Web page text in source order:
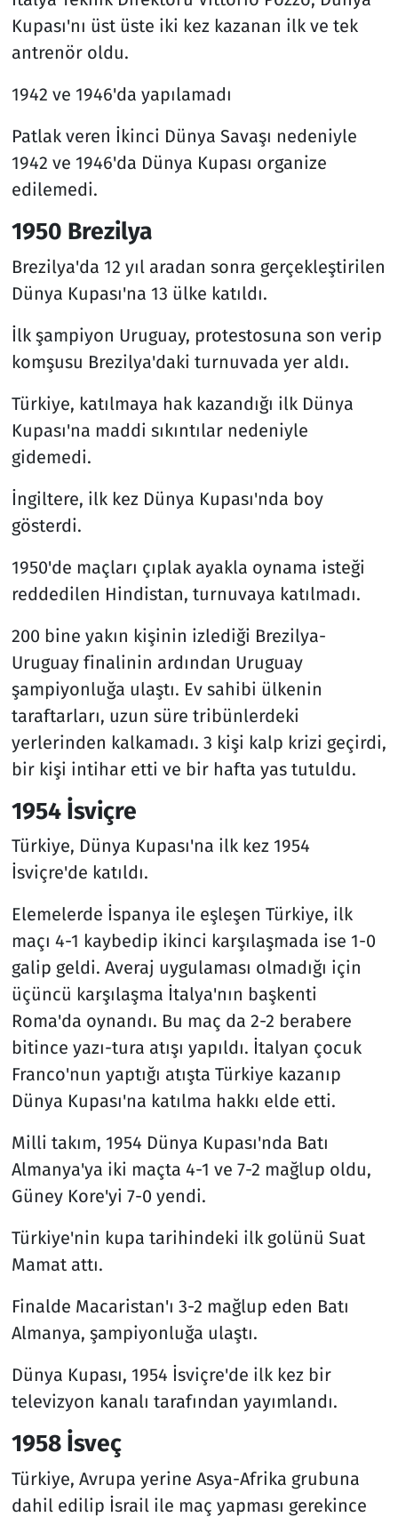
Kupası'nı üst üste iki kez kazanan ilk ve tek
antrenör oldu.
1942 ve 1946'da yapılamadı
Patlak veren İkinci Dünya Savaşı nedeniyle
1942 ve 1946'da Dünya Kupası organize
edilemedi.
1950 Brezilya
Brezilya'da 12 yıl aradan sonra gerçekleştirilen
Dünya Kupası'na 13 ülke katıldı.
İlk şampiyon Uruguay, protestosuna son verip
komşusu Brezilya'daki turnuvada yer aldı.
Türkiye, katılmaya hak kazandığı ilk Dünya
Kupası'na maddi sıkıntılar nedeniyle
gidemedi.
İngiltere, ilk kez Dünya Kupası'nda boy
gösterdi.
1950'de maçları çıplak ayakla oynama isteği
reddedilen Hindistan, turnuvaya katılmadı.
200 bine yakın kişinin izlediği Brezilya-
Uruguay finalinin ardından Uruguay
şampiyonluğa ulaştı. Ev sahibi ülkenin
taraftarları, uzun süre tribünlerdeki
yerlerinden kalkamadı. 3 kişi kalp krizi geçirdi,
bir kişi intihar etti ve bir hafta yas tutuldu.
1954 İsviçre
Türkiye, Dünya Kupası'na ilk kez 1954
İsviçre'de katıldı.
Elemelerde İspanya ile eşleşen Türkiye, ilk
maçı 4-1 kaybedip ikinci karşılaşmada ise 1-0
galip geldi. Averaj uygulaması olmadığı için
üçüncü karşılaşma İtalya'nın başkenti
Roma'da oynandı. Bu maç da 2-2 berabere
bitince yazı-tura atışı yapıldı. İtalyan çocuk
Franco'nun yaptığı atışta Türkiye kazanıp
Dünya Kupası'na katılma hakkı elde etti.
Milli takım, 1954 Dünya Kupası'nda Batı
Almanya'ya iki maçta 4-1 ve 7-2 mağlup oldu,
Güney Kore'yi 7-0 yendi.
Türkiye'nin kupa tarihindeki ilk golünü Suat
Mamat attı.
Finalde Macaristan'ı 3-2 mağlup eden Batı
Almanya, şampiyonluğa ulaştı.
Dünya Kupası, 1954 İsviçre'de ilk kez bir
televizyon kanalı tarafından yayımlandı.
1958 İsveç
Türkiye, Avrupa yerine Asya-Afrika grubuna
dahil edilip İsrail ile maç yapması gerekince